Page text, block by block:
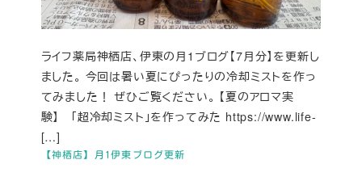
【神栖店】月1伊東ブログ更新
ライフ薬局神栖店、伊東の月1ブログ【7月分】を更新し
ました。 今回は暑い夏にぴったりの冷却ミストを作っ
てみました！ ぜひご覧ください。 【夏のアロマ実
験】 「超冷却ミスト」を作ってみた https://www.life-
[…]